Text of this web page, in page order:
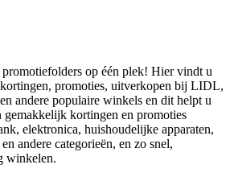
op één plek! Hier vindt u
promoties, uitverkopen bij LIDL,
andere populaire winkels en dit helpt u
gemakkelijk kortingen en promoties
elektronica, huishoudelijke apparaten,
andere categorieën, en zo snel,
winkelen.